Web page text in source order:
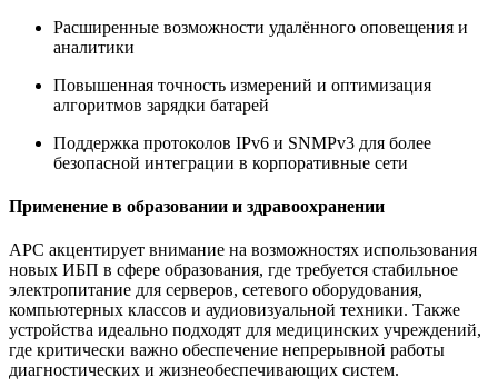
Расширенные возможности удалённого оповещения и
аналитики
Повышенная точность измерений и оптимизация
алгоритмов зарядки батарей
Поддержка протоколов IPv6 и SNMPv3 для более
безопасной интеграции в корпоративные сети
Применение в образовании и здравоохранении
APC акцентирует внимание на возможностях использования
новых ИБП в сфере образования, где требуется стабильное
электропитание для серверов, сетевого оборудования,
компьютерных классов и аудиовизуальной техники. Также
устройства идеально подходят для медицинских учреждений,
где критически важно обеспечение непрерывной работы
диагностических и жизнеобеспечивающих систем.